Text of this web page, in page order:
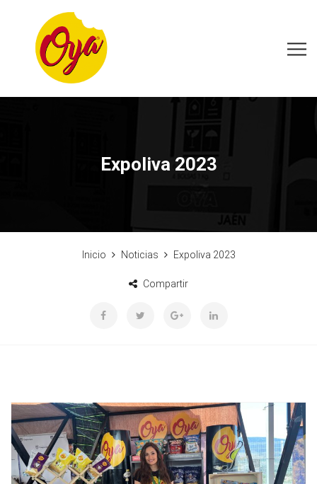
Expoliva 2023
Inicio Noticias Expoliva 2023
Compartir